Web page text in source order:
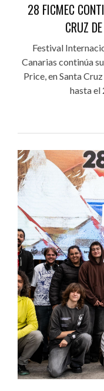
28 FICMEC
CRUZ
Festival
Canarias continúa
Price, en Santa
hasta el